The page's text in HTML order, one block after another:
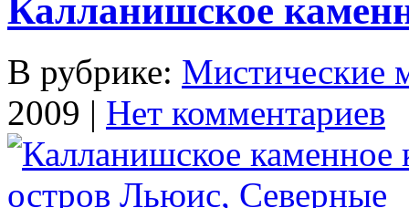
Калланишское
В рубрике: Мистические
2009 | Нет комментариев